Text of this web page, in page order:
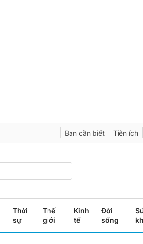
Bạn cần biết Tiện ích
Thời
sự
Thế
giới
Kinh
tế
Đời
sống